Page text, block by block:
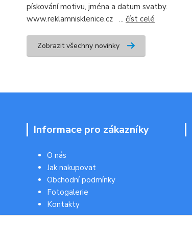
pískování motivu, jména a datum svatby.
www.reklamnisklenice.cz ... číst celé
Zobrazit všechny novinky
Informace pro zákazníky
O nás
Jak nakupovat
Obchodní podmínky
Fotogalerie
Kontakty